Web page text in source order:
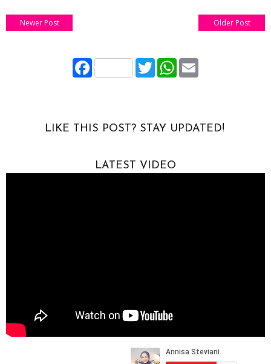
Newer Post Older Post
F
a
o
k
T
w
r
W
p
p
LIKE THIS POST? STAY UPDATED!
LATEST VIDEO